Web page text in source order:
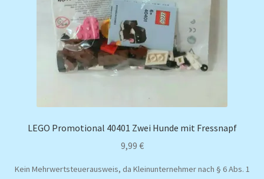
LEGO Promotional 40401 Zwei Hunde mit Fressnapf
9,99 €
Kein Mehrwertsteuerausweis, da Kleinunternehmer nach § 6 Abs. 1